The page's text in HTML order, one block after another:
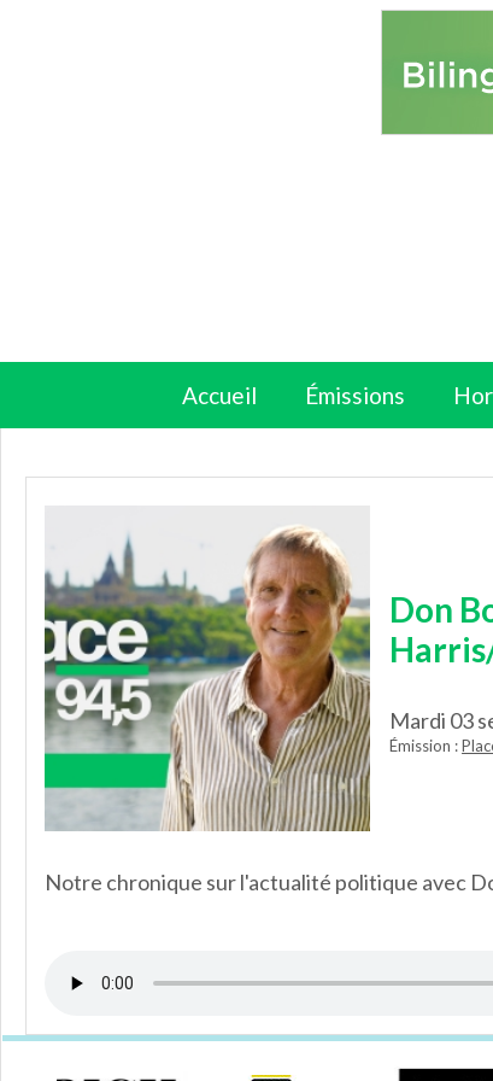
Accueil Émissions
Don
Mardi 03
Émission :
Notre chronique sur l'actualité politique avec